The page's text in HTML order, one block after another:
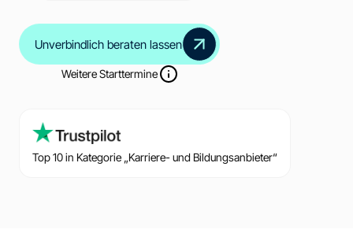
Unverbindlich beraten lassen
Weitere Starttermine
Top 10 in Kategorie „Karriere- und Bildungsanbieter“